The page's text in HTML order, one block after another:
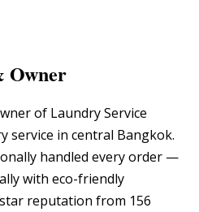
Owner
of Laundry Service
service in central Bangkok.
handled every order —
with eco-friendly
reputation from 156